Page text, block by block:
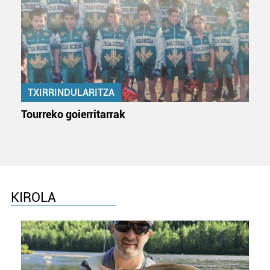
Webgune honek cookie propioak eta hirugarrenen cookie-
fitxategiak erabiltzen ditu. Zure esperientzia eta
zerbitzuak hobetzeko asmoz, cookie teknologiaz
baliatzen gara. Ohar hau onartuz gero, teknologia hori
erabiltzeko baimen esplizitua ematen diguzu.Gehiago
irakurri
TXIRRINDULARITZA
Tourreko goierritarrak
KIROLA